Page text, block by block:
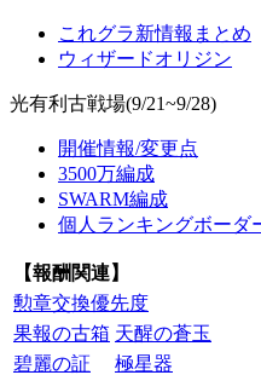
これグラ新情報まとめ
ウィザードオリジン
光有利古戦場(9/21~9/28)
開催情報/変更点
3500万編成
SWARM編成
個人ランキングボーダ
【報酬関連】
勲章交換優先度
果報の古箱 天醒の蒼玉
碧麗の証
極星器